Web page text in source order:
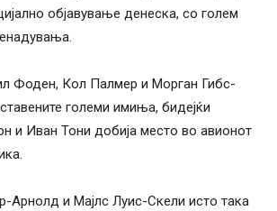
објавување денеска, со голем
Фоден, Кол Палмер и Морган Гибс-
големи имиња, бидејќи
и Иван Тони добија место во авионот
Арнолд и Мајлс Луис-Скели исто така